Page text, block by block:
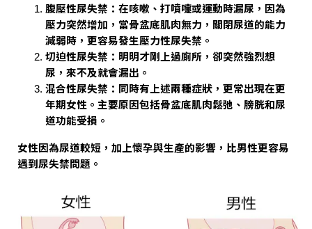
腹壓性尿失禁 ：在咳嗽、打噴嚏或運動時漏尿，因為
壓力突然增加，當骨盆底肌肉無力，關閉尿道的能力
減弱時，更容易發生壓力性尿失禁。
切迫性尿失禁 ：明明才剛上過廁所，卻突然強烈想
尿，來不及就會漏出。
混合性尿失禁 ：同時有上述兩種症狀，更常出現在更
年期女性。主要原因包括骨盆底肌肉鬆弛、膀胱和尿
道功能受損。
女性因為尿道較短，加上懷孕與生產的影響，比男性更容易
遇到尿失禁問題。